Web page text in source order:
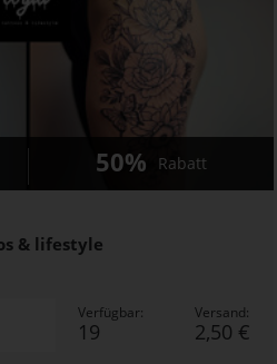
& lifestyle
50% Rabatt
Verfügbar:
19
Versand:
2,50 €